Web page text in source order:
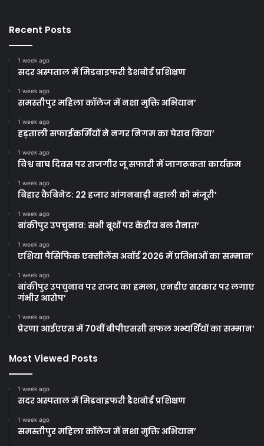
Recent Posts
1 week ago
सदर अस्पताल में मिडवाइफरी डैशबोर्ड प्रशिक्षण
1 week ago
समस्तीपुर महिला कॉलेज में नशा मुक्ति अभियान’
1 week ago
हड़ताली सफाईकर्मियों ने नगर निगम का घेराव किया’
1 week ago
विश्व बाघ दिवस पर राजगीर जू सफारी में जागरूकता कार्यक्रम
1 week ago
बिहार कैबिनेट: 22 हजार आंगनबाड़ी बहाली को मंजूरी’
1 week ago
बांकीपुर उपचुनाव: सभी बूथों पर केंद्रीय बल तैनात’
1 week ago
एशिया पैसिफिक एक्सीलेंस अवॉर्ड 2026 में प्रतिभाओं का सम्मान’
1 week ago
बांकीपुर उपचुनाव पर राजद का हमला, एनडीए सरकार पर लगाए
गंभीर आरोप’
1 week ago
प्रेरणा आईएएस में 70वीं बीपीएससी सफल अभ्यर्थियों का सम्मान’
Most Viewed Posts
1 week ago
सदर अस्पताल में मिडवाइफरी डैशबोर्ड प्रशिक्षण
1 week ago
समस्तीपुर महिला कॉलेज में नशा मुक्ति अभियान’